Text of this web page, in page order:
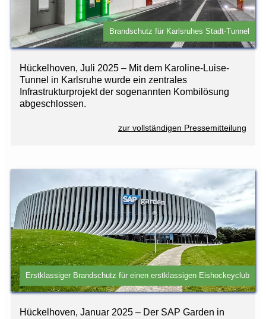
Brandschutz für Karlsruhes Stadt-Tunnel
Hückelhoven, Juli 2025 – Mit dem Karoline-Luise-
Tunnel in Karlsruhe wurde ein zentrales
Infrastrukturprojekt der sogenannten Kombilösung
abgeschlossen.
zur vollständigen Pressemitteilung
Erstklassiger Brandschutz für einen erstklassigen Eishockeyclub
Hückelhoven, Januar 2025 – Der SAP Garden in